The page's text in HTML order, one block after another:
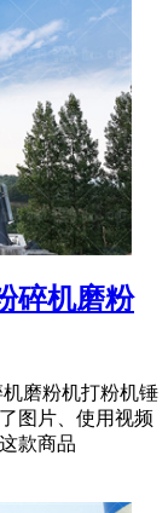
碎机磨粉
磨粉机打粉机锤
图片、使用视频
款商品